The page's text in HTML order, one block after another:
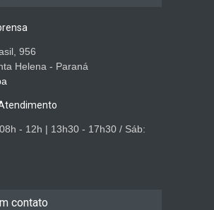
956
Helena - Paraná
- 12h | 13h30 - 17h30 / Sáb:
contato